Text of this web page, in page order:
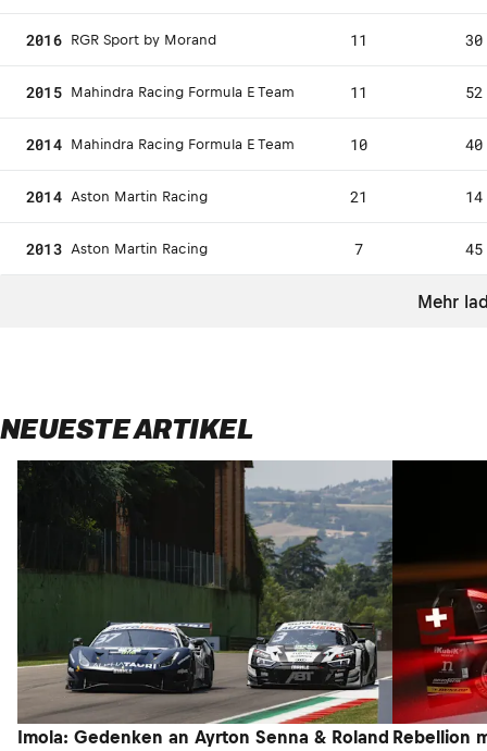
2016 RGR Sport by Morand 11 30
2015 Mahindra Racing Formula E Team 11 52
2014 Mahindra Racing Formula E Team 10 40
2014 Aston Martin Racing 21 14
2013 Aston Martin Racing 7 45
Mehr
NEUESTE ARTIKEL
Imola: Gedenken an Ayrton Senna & Roland Rebellion